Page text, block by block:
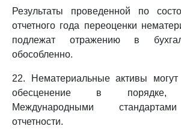
Результаты проведенной по
отчетного года переоценки
подлежат отражению в
обособленно.
22. Нематериальные активы могут
обесценение в порядке,
Международными
отчетности.